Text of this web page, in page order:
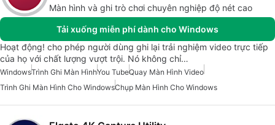
Màn hình và ghi trò chơi chuyên nghiệp độ nét cao
Tải xuống miễn phí dành cho Windows
Hoạt động! cho phép người dùng ghi lại trải nghiệm video trực tiếp
của họ với chất lượng vượt trội. Nó không chỉ…
WindowsTrình Ghi Màn HìnhYou TubeQuay Màn Hình Video
Trình Ghi Màn Hình Cho WindowsChụp Màn Hình Cho Windows